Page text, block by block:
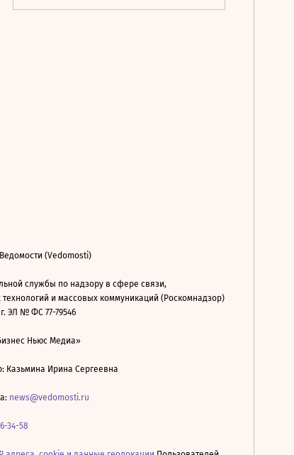
(Vedomosti)
службы по надзору в сфере связи,
и массовых коммуникаций (Роскомнадзор)
ЭЛ № ФС 77-79546
Ньюс Медиа»
Казьмина Ирина Сергеевна
news@vedomosti.ru
34-58